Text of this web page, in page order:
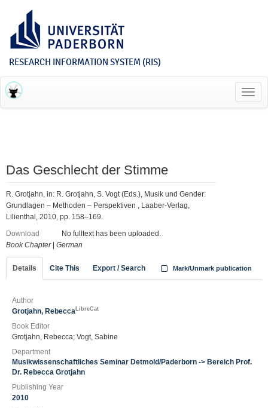
RESEARCH INFORMATION SYSTEM (RIS)
Das Geschlecht der Stimme
R. Grotjahn, in: R. Grotjahn, S. Vogt (Eds.), Musik und Gender:
Grundlagen – Methoden – Perspektiven , Laaber-Verlag,
Lilienthal, 2010, pp. 158–169.
Download
No fulltext has been uploaded.
Book Chapter| German
Details Cite This Export / Search Mark/Unmark publication
Author
Grotjahn, Rebecca LibreCat
Book Editor
Grotjahn, Rebecca; Vogt, Sabine
Department
Musikwissenschaftliches Seminar Detmold/Paderborn -> Bereich Prof.
Dr. Rebecca Grotjahn
Publishing Year
2010